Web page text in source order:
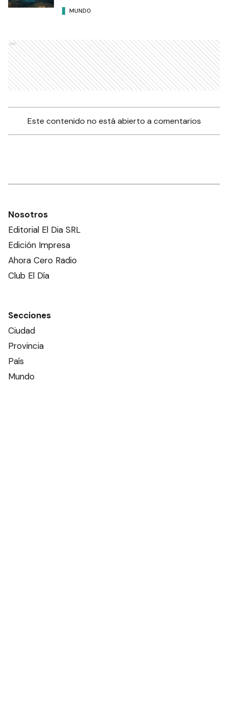
MUNDO
Ads
Este contenido no está abierto a comentarios
Nosotros
Editorial El Dia SRL
Edición Impresa
Ahora Cero Radio
Club El Día
Secciones
Ciudad
Provincia
País
Mundo